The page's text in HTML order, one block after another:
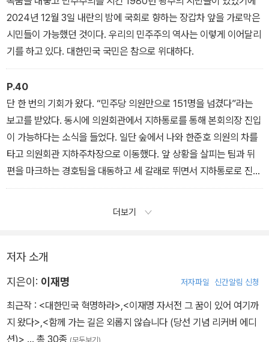
다’고 결실한 국민들이 곳곳에서 여의도로 향했다. 결국 그들이 민주
주의를 지켜냈다.
2024년 12월 3일 내란의 밤에 국회로 향하는 장갑차 앞을 가로막은
시민들이 가능했던 것이다. 우리의 민주주의 역사는 이렇게 이어달리
기를 하고 있다. 대한민국 국민은 참으로 위대하다.
P.40
단 한 번의 기회가 왔다. “민주당 의원만으로 151명을 넘겼다”라는
보고를 받았다. 동시에 의원회관에서 지하통로를 통해 본회의장 진입
이 가능하다는 소식을 들었다. 일단 숲에서 나와 한준호 의원의 차를
타고 의원회관 지하주차장으로 이동했다. 앞 상황을 살피는 팀과 뒤
편을 마크하는 경호팀을 대동하고 세 갈래로 뛰면서 지하통로로 진입
했다. 그 지하통로로 본회의장이 있는 국회의사당을 향해 전진하기
더보기
저자 소개
지은이: 이재명 저자파일 신간알림 신청
최근작 : <대한민국 혁명하라>,<이재명 자서전 그 꿈이 있어 여기까
지 왔다>,<함께 가는 길은 외롭지 않습니다 (당선 기념 리커버 에디
션)> … 총 30종 (모두보기)